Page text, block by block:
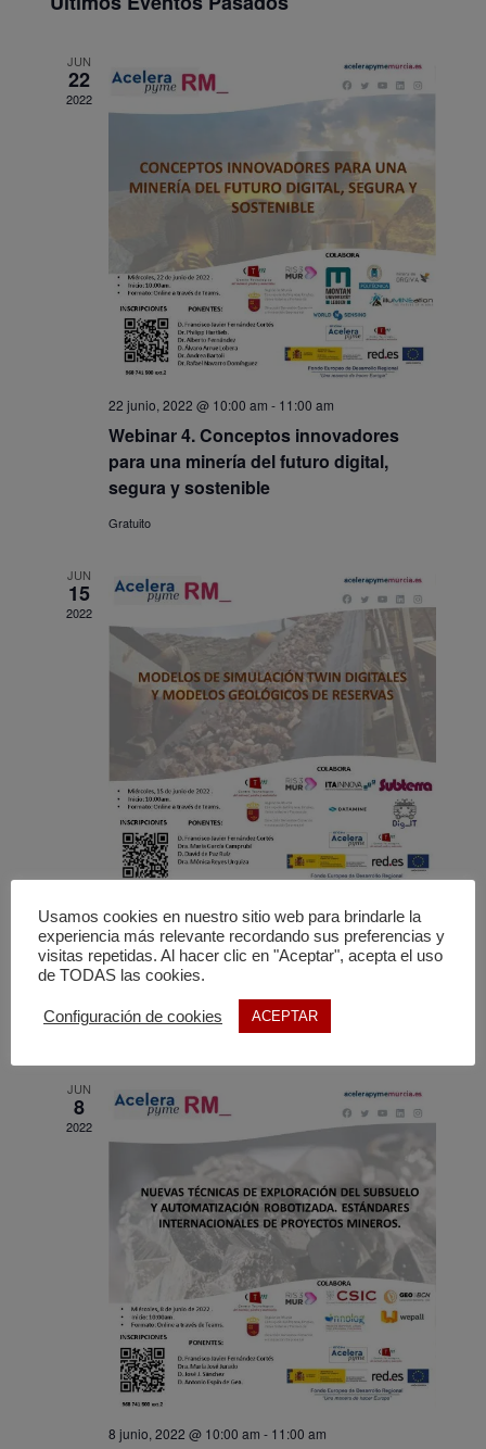
JUN
22
2022
22 junio, 2022 @ 10:00 am - 11:00 am
Webinar 4. Conceptos innovadores
para una minería del futuro digital,
segura y sostenible
Gratuito
JUN
15
2022
15 junio, 2022 @ 10:00 am-11:00 am
Webinar 3. Modelos de simulación twin
digitales y modelos geológicos de
JUN
8
2022
8 junio, 2022 @ 10:00 am - 11:00 am
Usamos cookies en nuestro sitio web para brindarle la
experiencia más relevante recordando sus preferencias y
visitas repetidas. Al hacer clic en "Aceptar", acepta el uso
de TODAS las cookies.
Configuración de cookies ACEPTAR